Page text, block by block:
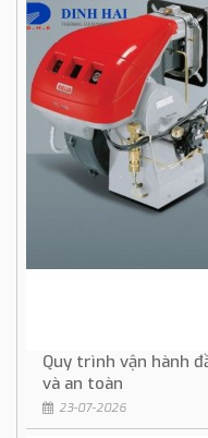
Quy trình vận hành
và an toàn
23-07-2026